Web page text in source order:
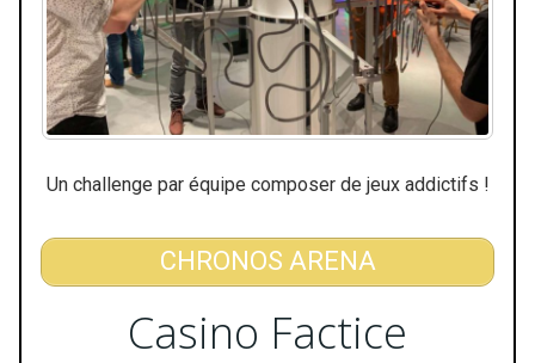
Un challenge par équipe composer de jeux addictifs !
CHRONOS ARENA
Casino Factice